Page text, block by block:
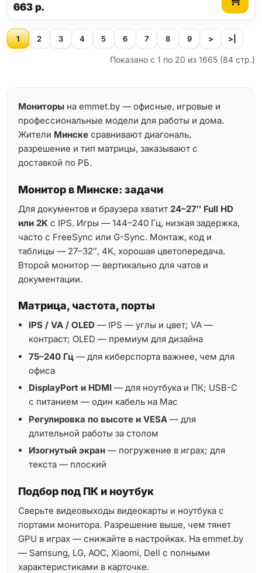
663р.
1 2 3 4 5 6 7 8 9 > >|
Показано с 1 по 20 из 1665 (84 стр.)
Мониторы на emmet.by — офисные, игровые и
профессиональные модели для работы и дома.
Жители Минске сравнивают диагональ,
разрешение и тип матрицы, заказывают с
доставкой по РБ.
Монитор в Минске: задачи
Для документов и браузера хватит 24–27″ Full HD
или 2K с IPS. Игры — 144–240 Гц, низкая задержка,
часто с FreeSync или G-Sync. Монтаж, код и
таблицы — 27–32″, 4K, хорошая цветопередача.
Второй монитор — вертикально для чатов и
документации.
Матрица, частота, порты
IPS / VA / OLED — IPS — углы и цвет; VA —
контраст; OLED — премиум для дизайна
75–240 Гц — для киберспорта важнее, чем для
офиса
DisplayPort и HDMI — для ноутбука и ПК; USB-C
с питанием — один кабель на Mac
Регулировка по высоте и VESA — для
длительной работы за столом
Изогнутый экран — погружение в играх; для
текста — плоский
Подбор под ПК и ноутбук
Сверьте видеовыходы видеокарты и ноутбука с
портами монитора. Разрешение выше, чем тянет
GPU в играх — снижайте в настройках. На emmet.by
— Samsung, LG, AOC, Xiaomi, Dell с полными
характеристиками в карточке.